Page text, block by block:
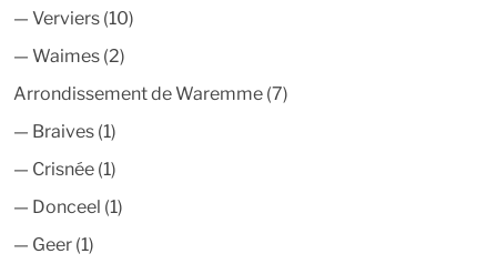
— Verviers (10)
— Waimes (2)
Arrondissement de Waremme (7)
— Braives (1)
— Crisnée (1)
— Donceel (1)
— Geer (1)